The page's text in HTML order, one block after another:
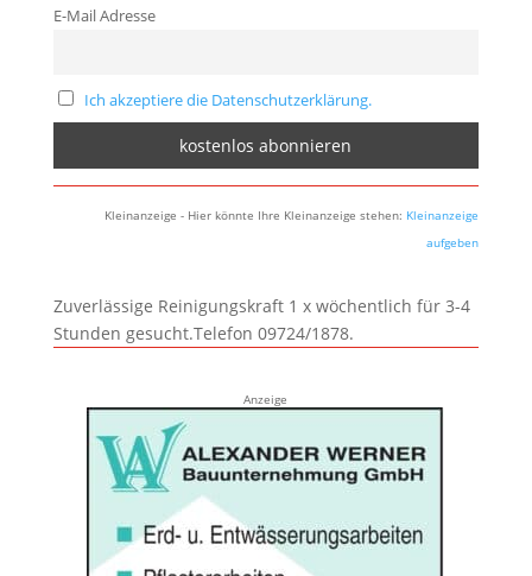
E-Mail Adresse
Ich akzeptiere die Datenschutzerklärung.
Kleinanzeige - Hier könnte Ihre Kleinanzeige stehen: Kleinanzeige
aufgeben
Zuverlässige Reinigungskraft 1 x wöchentlich für 3-4
Stunden gesucht.Telefon 09724/1878.
Anzeige